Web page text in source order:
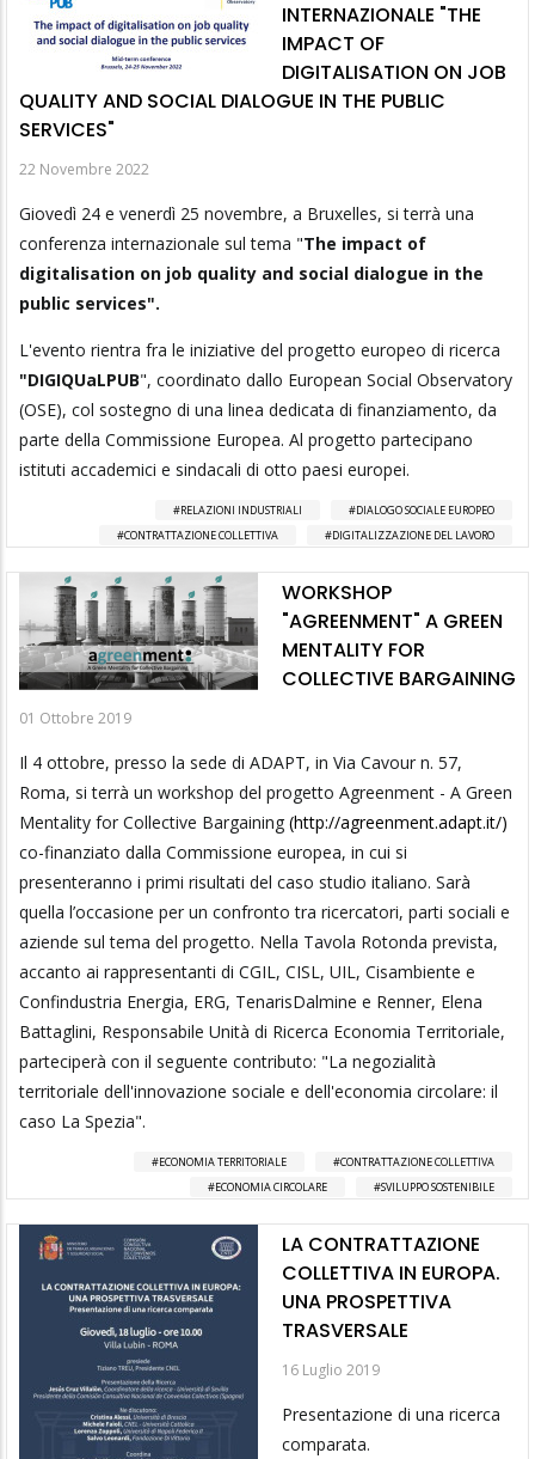
INTERNAZIONALE "THE
IMPACT OF
DIGITALISATION ON JOB
QUALITY AND SOCIAL DIALOGUE IN THE PUBLIC
SERVICES"
22 Novembre 2022
Giovedì 24 e venerdì 25 novembre, a Bruxelles, si terrà una
conferenza internazionale sul tema "The impact of
digitalisation on job quality and social dialogue in the
public services".
L'evento rientra fra le iniziative del progetto europeo di ricerca
"DIGIQUaLPUB", coordinato dallo European Social Observatory
(OSE), col sostegno di una linea dedicata di finanziamento, da
parte della Commissione Europea. Al progetto partecipano
istituti accademici e sindacali di otto paesi europei.
RELAZIONI INDUSTRIALI
DIALOGO SOCIALE EUROPEO
CONTRATTAZIONE COLLETTIVA
DIGITALIZZAZIONE DEL LAVORO
WORKSHOP
"AGREENMENT" A GREEN
MENTALITY FOR
COLLECTIVE BARGAINING
01 Ottobre 2019
Il 4 ottobre, presso la sede di ADAPT, in Via Cavour n. 57,
Roma, si terrà un workshop del progetto Agreenment - A Green
Mentality for Collective Bargaining (http://agreenment.adapt.it/)
co-finanziato dalla Commissione europea, in cui si
presenteranno i primi risultati del caso studio italiano. Sarà
quella l’occasione per un confronto tra ricercatori, parti sociali e
aziende sul tema del progetto. Nella Tavola Rotonda prevista,
accanto ai rappresentanti di CGIL, CISL, UIL, Cisambiente e
Confindustria Energia, ERG, TenarisDalmine e Renner, Elena
Battaglini, Responsabile Unità di Ricerca Economia Territoriale,
parteciperà con il seguente contributo: "La negozialità
territoriale dell'innovazione sociale e dell'economia circolare: il
caso La Spezia".
ECONOMIA TERRITORIALE
CONTRATTAZIONE COLLETTIVA
ECONOMIA CIRCOLARE
SVILUPPO SOSTENIBILE
LA CONTRATTAZIONE
COLLETTIVA IN EUROPA.
UNA PROSPETTIVA
TRASVERSALE
16 Luglio 2019
Presentazione di una ricerca
comparata.